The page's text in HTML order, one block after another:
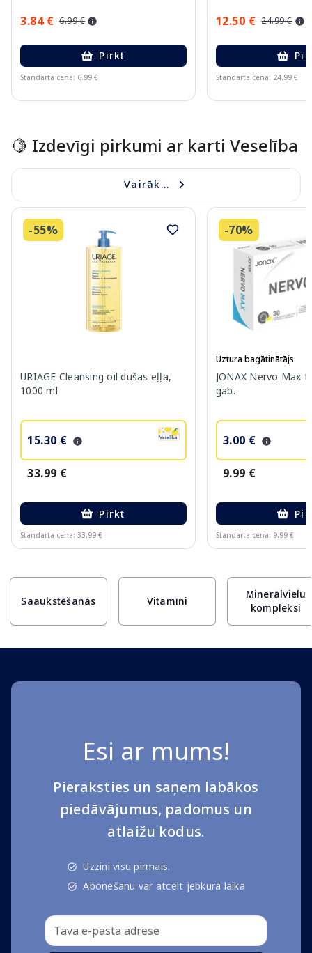
3.84 € 6.99 €
Pirkt
Standarta cena: 6.99 €
12.50 € 24.99 €
Standarta cena: 24.99 €
🍋 Izdevīgi pirkumi ar karti Veselība
Vairāk...
-55%
URIAGE Cleansing oil dušas eļļa,
1000 ml
15.30 €
33.99 €
Pirkt
Standarta cena: 33.99 €
-70%
Uztura bagātinātājs
JONAX Nervo Max
gab.
3.00 €
9.99 €
Standarta cena: 9.99 €
Saaukstēšanās Vitamīni
Minerālvielu
kompleksi
Esi ar mums!
Pieraksties un saņem labākos
piedāvājumus, padomus un
atlaižu kodus.
Uzzini visu pirmais.
Abonēšanu var atcelt jebkurā laikā